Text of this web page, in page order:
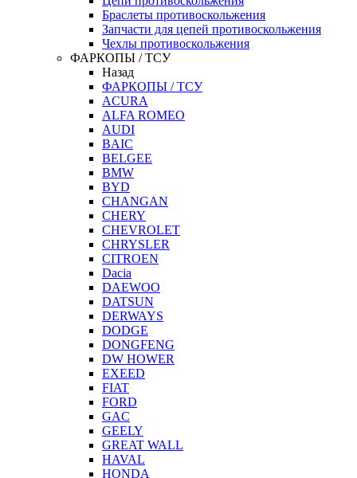
Браслеты противоскольжения
Запчасти для цепей противоскольжения
Чехлы противоскольжения
ФАРКОПЫ / ТСУ
Назад
ФАРКОПЫ / ТСУ
ACURA
ALFA ROMEO
AUDI
BAIC
BELGEE
BMW
BYD
CHANGAN
CHERY
CHEVROLET
CHRYSLER
CITROEN
Dacia
DAEWOO
DATSUN
DERWAYS
DODGE
DONGFENG
DW HOWER
EXEED
FIAT
FORD
GAC
GEELY
GREAT WALL
HAVAL
HONDA